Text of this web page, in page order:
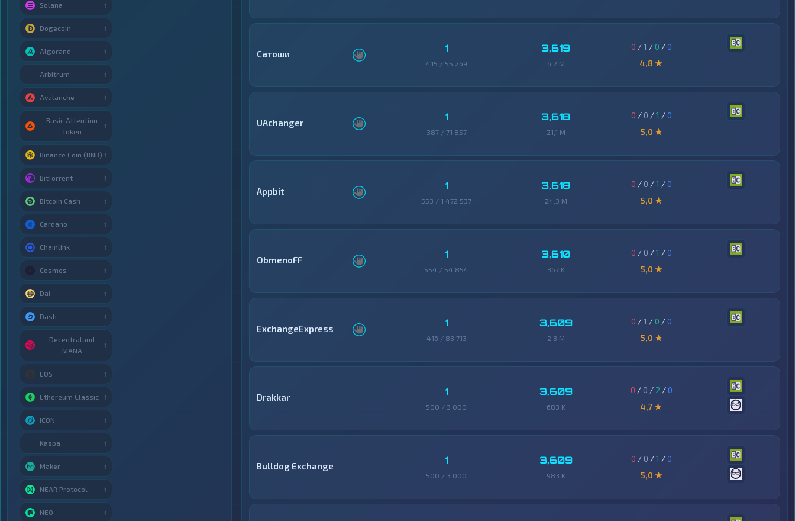
Сатоши 1
415 / 55 269
3,619
6,2 M
0 /1 / 0 /0
4,8 ★
UAchanger 1
387 / 71 857
3,618
21,1 M
0 / 0 /1 /0
5,0 ★
Appbit 1
553 / 1 472 537
3,618
24,3 M
0 / 0 /1 /0
5,0 ★
ObmenoFF 1
554 / 54 854
3,610
367 K
0 / 0 /1 /0
5,0 ★
ExchangeExpress 1
416 / 83 713
3,609
2,3 M
0 /1 / 0 /0
5,0 ★
Drakkar 1
500 / 3 000
3,609
683 K
0 / 0 / 2 /0
4,7 ★
Bulldog Exchange 1
500 / 3 000
3,609
983 K
0 / 0 /1 /0
5,0 ★
Solana 1
Dogecoin 1
Algorand 1
Arbitrum 1
Avalanche 1
Basic Attention
Token
1
Binance Coin (BNB) 1
BitTorrent 1
Bitcoin Cash 1
Cardano 1
Chainlink 1
Cosmos 1
Dai 1
Dash 1
Decentraland
MANA
1
EOS 1
Ethereum Classic 1
ICON 1
Kaspa 1
Maker 1
NEAR Protocol 1
NEO 1